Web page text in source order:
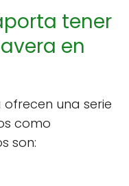
tener
en
una serie
como
son: